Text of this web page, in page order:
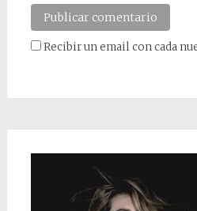
Recibir un email con cada